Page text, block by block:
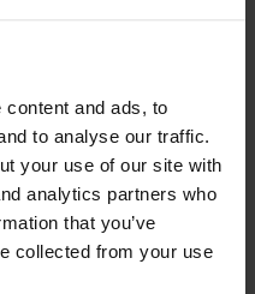
and ads, to
to analyse our traffic.
your use of our site with
analytics partners who
that you’ve
collected from your use